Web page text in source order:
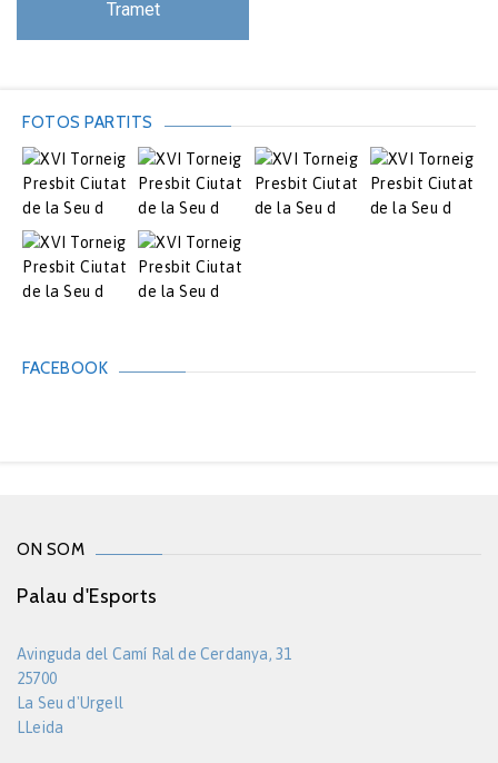
FOTOS PARTITS
FACEBOOK
ON SOM
Palau d'Esports
Avinguda del Camí Ral de Cerdanya, 31
25700
La Seu d'Urgell
LLeida